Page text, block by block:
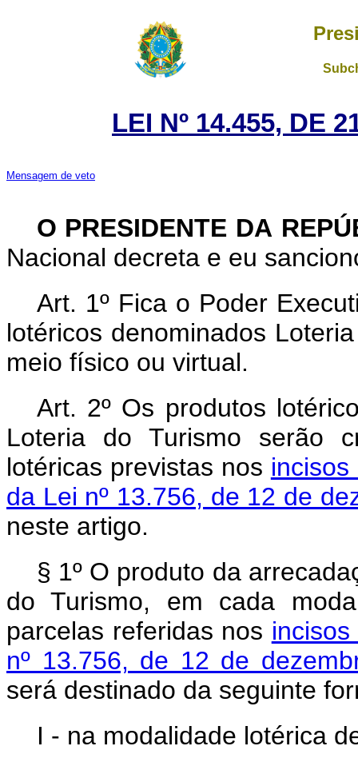
LEI Nº 14.455, DE
Mensagem de veto
O PRESIDENTE DA
Nacional decreta e eu
Art. 1º Fica o Poder
lotéricos denominados
meio físico ou virtual.
Art. 2º Os produtos
Loteria do Turismo serão
lotéricas previstas nos incisos
da Lei nº 13.756, de 12 de
neste artigo.
§ 1º O produto da
do Turismo, em cada
parcelas referidas nos incisos
nº 13.756, de 12 de
será destinado da seguinte
I - na modalidade lotérica